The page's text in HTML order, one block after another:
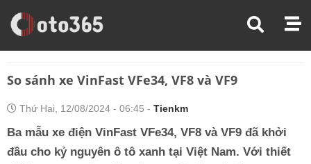
Trang Chủ
So Sánh Xe
So sánh xe VinFast VFe34, VF8 và VF9
Thứ Hai, 12/08/2024 - 06:45 - Tienkm
Ba mẫu xe điện VinFast VFe34, VF8 và VF9 đã khởi
đầu cho kỷ nguyên ô tô xanh tại Việt Nam. Với thiết